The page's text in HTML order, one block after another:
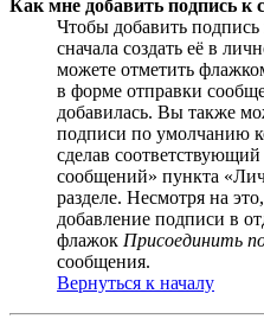
Как мне добавить подпись к
Чтобы добавить
сначала создать её в
можете отметить
в форме отправки
добавилась. Вы также
подписи по умолчанию
сделав
сообщений» пункта
разделе. Несмотря на
добавление подписи в
флажок Присоединить
сообщения.
Вернуться к началу